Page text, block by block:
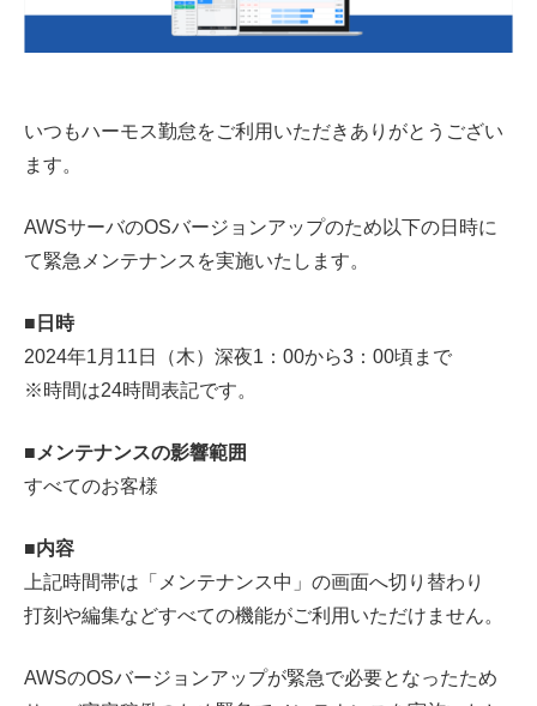
いつもハーモス勤怠をご利用いただきありがとうござい
ます。
AWSサーバのOSバージョンアップのため以下の日時に
て緊急メンテナンスを実施いたします。
■日時
2024年1月11日（木）深夜1：00から3：00頃まで
※時間は24時間表記です。
■メンテナンスの影響範囲
すべてのお客様
■内容
上記時間帯は「メンテナンス中」の画面へ切り替わり
打刻や編集などすべての機能がご利用いただけません。
AWSのOSバージョンアップが緊急で必要となったため